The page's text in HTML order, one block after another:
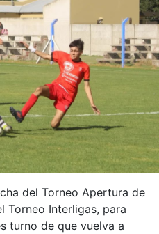
del Torneo Apertura de
Torneo Interligas, para
turno de que vuelva a